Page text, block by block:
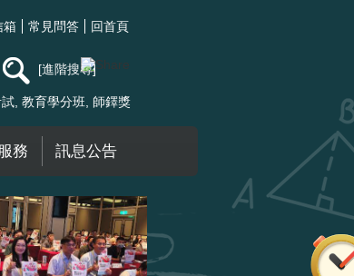
箱 常見問答 回首頁
進階搜尋
教育學分班 師鐸獎
務 訊息公告